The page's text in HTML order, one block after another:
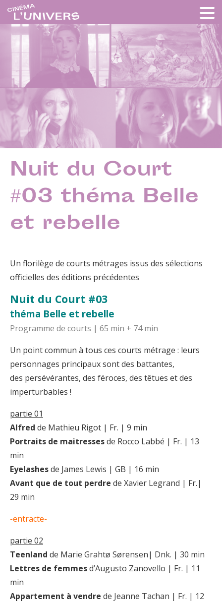
Nuit du Court
#03 théma Belle
et rebelle
Un florilège de courts métrages issus des sélections
officielles des éditions précédentes
Nuit du Court #03
théma Belle et rebelle
Programme de courts | 65 min + 74 min
Un point commun à tous ces courts métrage : leurs
personnages principaux sont des battantes,
des persévérantes, des féroces, des têtues et des
imperturbables !
partie 01
Alfred de Mathieu Rigot | Fr. | 9 min
Portraits de maitressesde Rocco Labbé | Fr. | 13
min
Eyelashesde James Lewis | GB | 16 min
Avant que de tout perdre de Xavier Legrand | Fr.|
29 min
-entracte-
partie 02
Teenland de Marie Grahtø Sørensen| Dnk. | 30 min
Lettres de femmesd’Augusto Zanovello | Fr. | 11
min
Appartement à vendre de Jeanne Tachan | Fr. | 12